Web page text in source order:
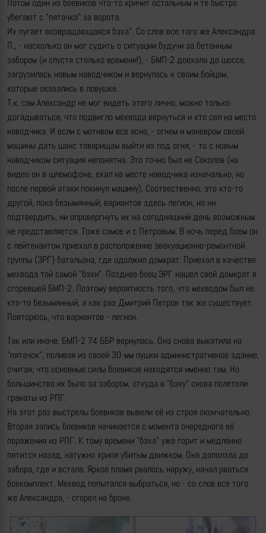
Потом один из боевиков что-то кричит остальным и те быстро
убегают с "пятачка" за ворота.
Их пугает возвращающаяся бэха". Со слов все того же Александра
П., - насколько он мог судить о ситуации будучи за бетонным
забором (и спустя столько времени!), - БМП-2 доехала до шоссе,
загрузилась новым наводчиком и вернулась к своим бойцам,
которые оказались в ловушке.
Т.к. сам Александр не мог видеть этого лично, можно только
догадываться, что подвигло мехвода вернуться и кто сел на место
наводчика. И если с мотивом все ясно, - огнем и маневром своей
машины дать шанс товарищам выйти из под огня, - то с новым
наводчиком ситуация непонятна. Это точно был не Соколов (на
видео он в шлемофоне, ехал на месте наводчика изначально, но
после первой атаки покинул машину). Соотвественно, это кто-то
другой, пока безымянный; вариантов здесь легион, но ни
подтвердить, ни опровергнуть их на сегодняшний день возможным
не представляется. Тоже самое и с Петровым. В ночь перед боем он
с лейтенантом приехал в расположение эвакуационно-ремонтной
группы (ЭРГ) батальона, где одолжил домкрат. Приехал в качестве
мехвода той самой "бэхи". Позднее боец ЭРГ нашел свой домкрат в
сгоревшей БМП-2. Поэтому вероятность того, что мехводом был не
кто-то безымянный, а как раз Дмитрий Петров так же существует.
Повторюсь, что вариантов - легион.
Так или иначе, БМП-2 74 ББР вернулась. Она снова выкатила на
"пятачок", поливая из своей 30-мм пушки административное здание,
считая, что основные силы боевиков находятся именно там. Но
большинство их было за забором, откуда в "бэху" снова полетели
гранаты из РПГ.
На этот раз выстрелы боевиков вывели её из строя окончательно.
Вторая запись боевиков начинается с момента очередного её
поражения из РПГ. К тому времени "бэха" уже горит и медленно
пятится назад, натужно хрипя убитым движком. Она доползла до
забора, где и встала. Яркое пламя рвалось наружу, начал рваться
боекомплект. Мехвод попытался выбраться, но - со слов все того
же Александра, - сгорел на броне.